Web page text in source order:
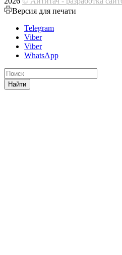
Версия для печати
Telegram
Viber
Viber
WhatsApp
Найти